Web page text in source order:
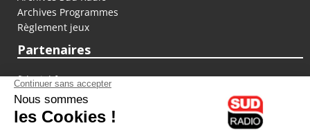
Archives Programmes
Règlement jeux
Partenaires
fiducial.fr
lyoncapitale.fr
olympique-et-lyonnais.com